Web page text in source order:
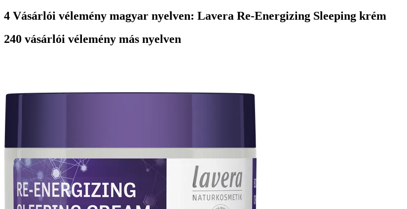
4 Vásárlói vélemény magyar nyelven: Lavera Re-Energizing Sleeping krém
240 vásárlói vélemény más nyelven